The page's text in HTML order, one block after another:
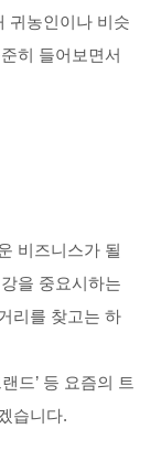
귀농인이나 비슷
히 들어보면서
비즈니스가 될
을 중요시하는
리를 찾고는 하
드’ 등 요즘의 트
습니다.